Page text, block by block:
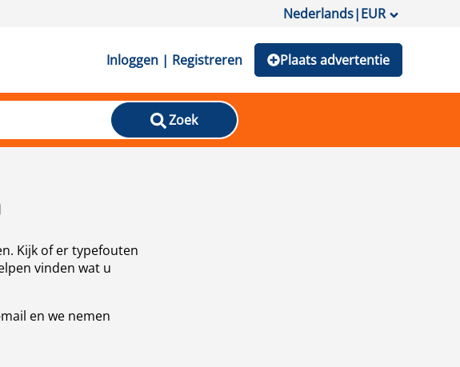
Nederlands|EUR
Inloggen | Registreren Plaats advertentie
Zoek
Kijk of er typefouten
vinden wat u
en we nemen